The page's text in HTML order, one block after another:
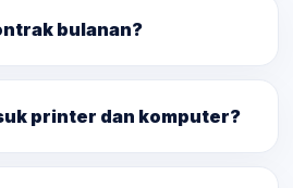
bulanan?
printer dan komputer?